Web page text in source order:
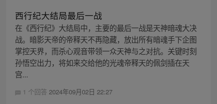
西行纪大结局最后一战
在《西行纪》大结局中，主要的最后一战是天神暗魂大决
战。暗影天帝的帝释天不再隐藏，放出所有暗魂手下企图
掌控天界，而杀心观音带领一众天神与之对抗。关键时刻
孙悟空出力，将如来交给他的光魂帝释天的佩剑插在天
宫...
1 个回答 2024年09月02日 22:27